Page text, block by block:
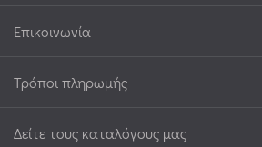
Επικοινωνία
Τρόποι πληρωμής
Δείτε τους καταλόγους μας